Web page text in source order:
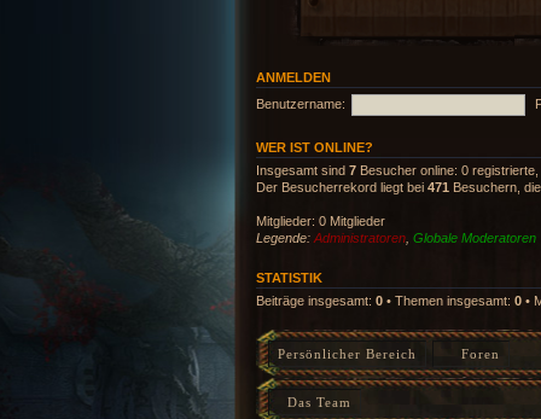
ANMELDEN
Benutzername:
WER IST ONLINE?
Insgesamt sind 7 Besucher online: 0
Der Besucherrekord liegt bei 471 Besuchern,
Mitglieder: 0 Mitglieder
Legende: Administratoren Globale Moderatoren
STATISTIK
Beiträge insgesamt: 0 • Themen insgesamt: 0 •
Persönlicher Bereich Foren
Das Team